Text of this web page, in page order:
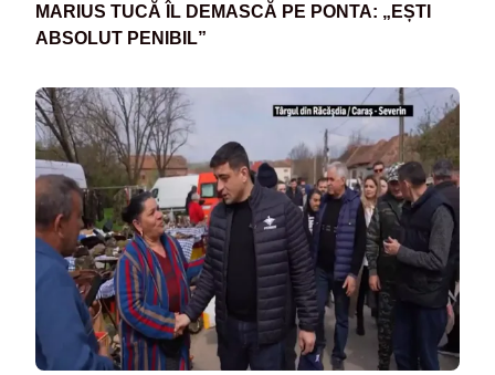
MARIUS TUCĂ ÎL DEMASCĂ PE PONTA: „EȘTI
ABSOLUT PENIBIL”